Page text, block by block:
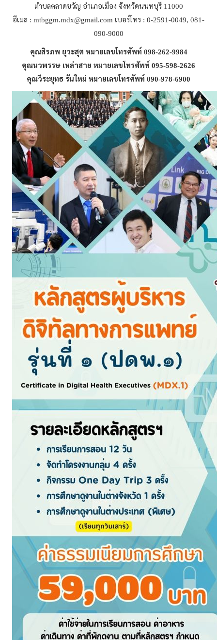
ตำบลตลาดขวัญ อำเภอเมือง จังหวัดนนทบุรี11000
อีเมล : mtbggm.mdx@gmail.com เบอร์โทร : 0-2591-0049, 081-
090-9000
คุณสิรภพ ยุวะสุต หมายเลขโทรศัพท์ 098-262-9984
คุณนวพรรษ เหล่าสาย หมายเลขโทรศัพท์ 095-598-2626
คุณวีระยุทธ รันใหม่ หมายเลขโทรศัพท์ 090-978-6900